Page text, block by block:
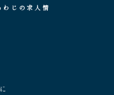
じの求人情